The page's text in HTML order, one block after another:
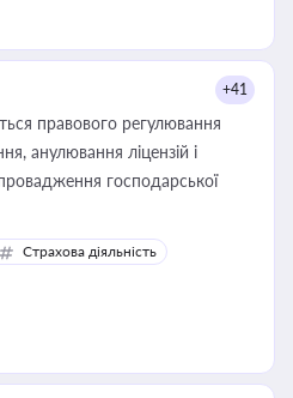
+41
правового регулювання
анулювання ліцензій і
господарської
Страхова діяльність